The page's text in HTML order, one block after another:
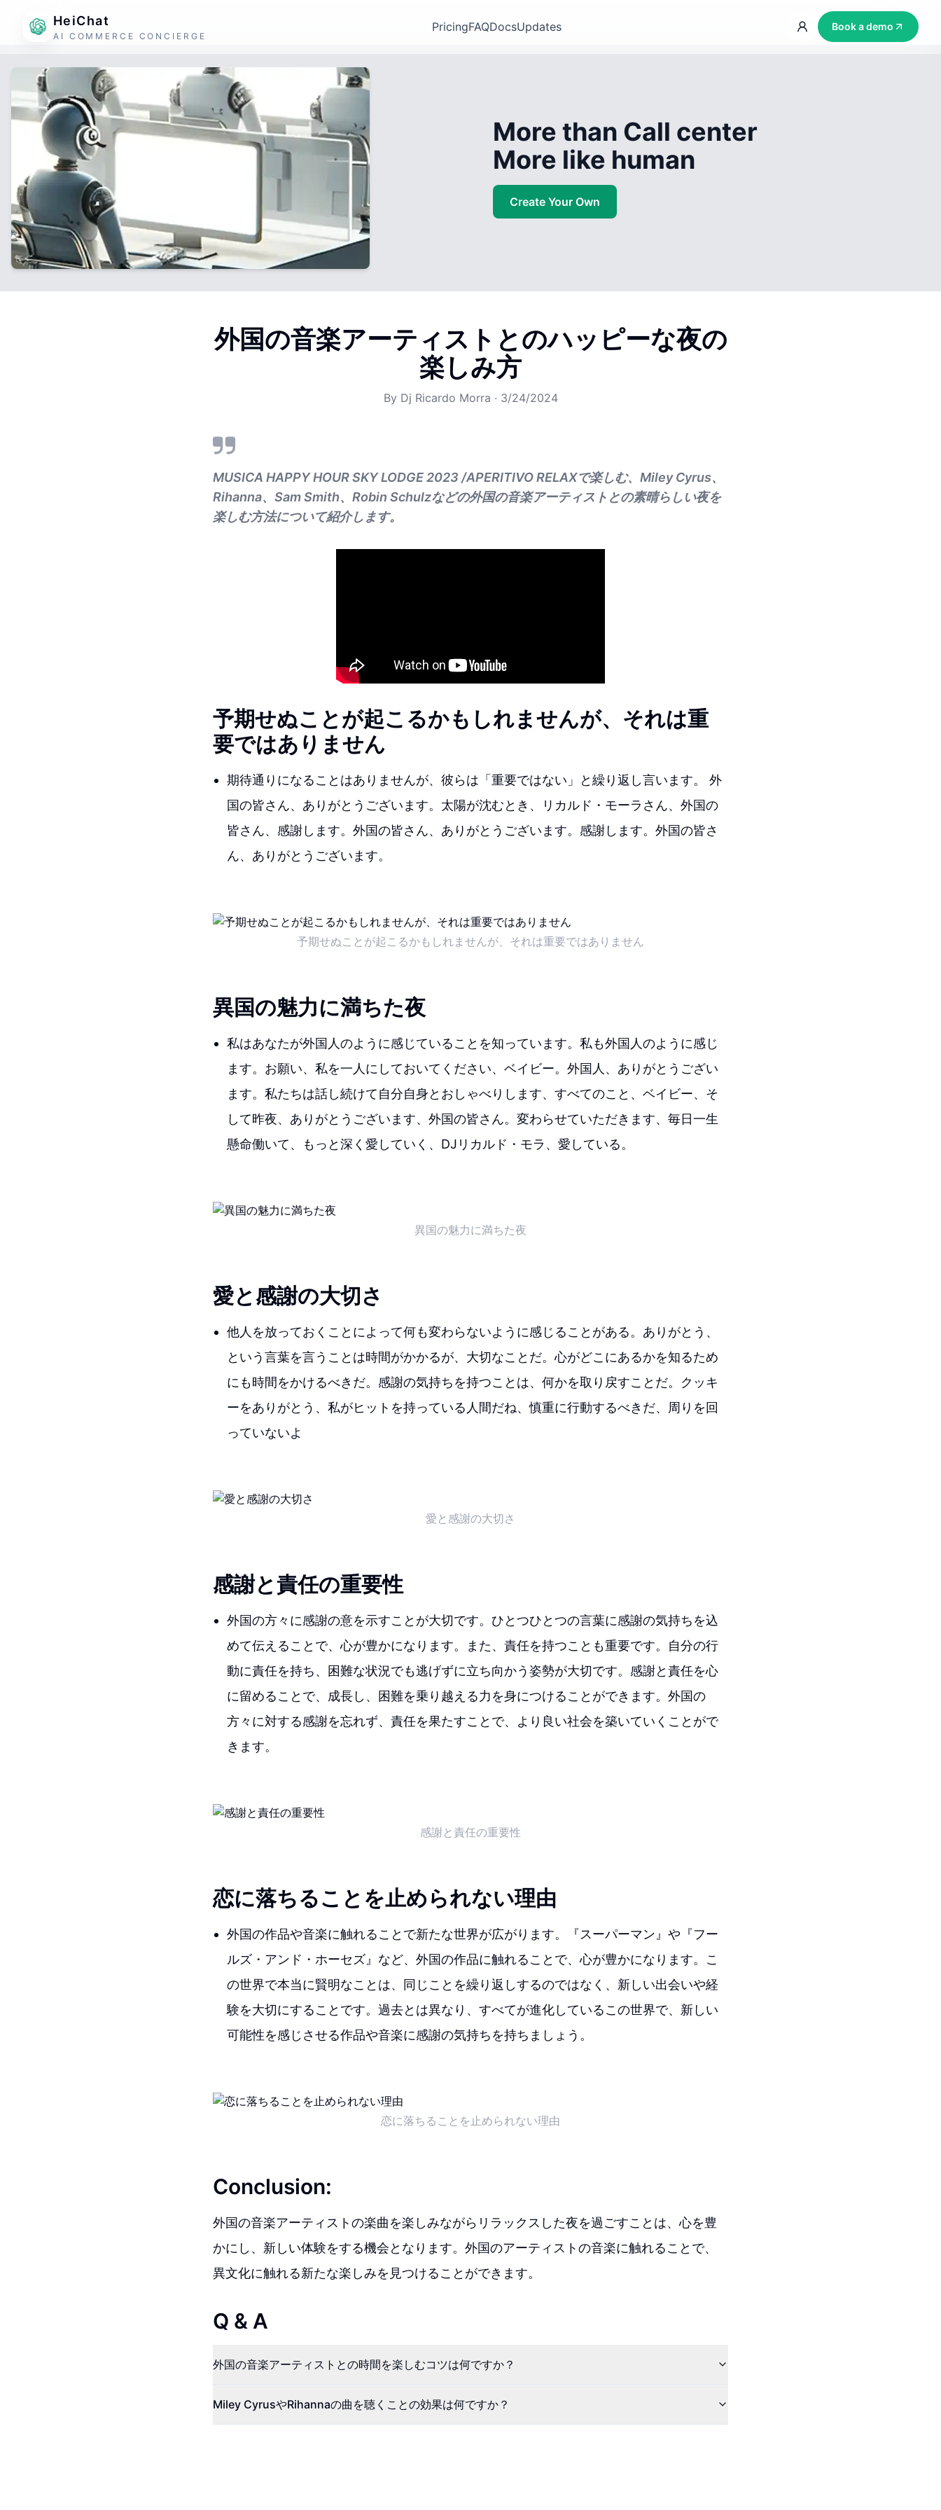
HeiChat
AI COMMERCE CONCIERGE
PricingFAQDocsUpdates Book a demo
More than Call center
More like human
Create Your Own
外国の音楽アーティストとのハッピーな夜の
楽しみ方
By Dj Ricardo Morra · 3/24/2024
MUSICA HAPPY HOUR SKY LODGE 2023 /APERITIVO RELAXで楽しむ、Miley Cyrus、
Rihanna、Sam Smith、Robin Schulzなどの外国の音楽アーティストとの素晴らしい夜を
楽しむ方法について紹介します。
予期せぬことが起こるかもしれませんが、それは重
要ではありません
期待通りになることはありませんが、彼らは「重要ではない」と繰り返し言います。 外
国の皆さん、ありがとうございます。太陽が沈むとき、リカルド・モーラさん、外国の
皆さん、感謝します。外国の皆さん、ありがとうございます。感謝します。外国の皆さ
ん、ありがとうございます。
予期せぬことが起こるかもしれませんが、それは重要ではありません
異国の魅力に満ちた夜
私はあなたが外国人のように感じていることを知っています。私も外国人のように感じ
ます。お願い、私を一人にしておいてください、ベイビー。外国人、ありがとうござい
ます。私たちは話し続けて自分自身とおしゃべりします、すべてのこと、ベイビー、そ
して昨夜、ありがとうございます、外国の皆さん。変わらせていただきます、毎日一生
懸命働いて、もっと深く愛していく、DJリカルド・モラ、愛している。
異国の魅力に満ちた夜
愛と感謝の大切さ
他人を放っておくことによって何も変わらないように感じることがある。ありがとう、
という言葉を言うことは時間がかかるが、大切なことだ。心がどこにあるかを知るため
にも時間をかけるべきだ。感謝の気持ちを持つことは、何かを取り戻すことだ。クッキ
ーをありがとう、私がヒットを持っている人間だね、慎重に行動するべきだ、周りを回
っていないよ
愛と感謝の大切さ
感謝と責任の重要性
外国の方々に感謝の意を示すことが大切です。ひとつひとつの言葉に感謝の気持ちを込
めて伝えることで、心が豊かになります。また、責任を持つことも重要です。自分の行
動に責任を持ち、困難な状況でも逃げずに立ち向かう姿勢が大切です。感謝と責任を心
に留めることで、成長し、困難を乗り越える力を身につけることができます。外国の
方々に対する感謝を忘れず、責任を果たすことで、より良い社会を築いていくことがで
きます。
感謝と責任の重要性
恋に落ちることを止められない理由
外国の作品や音楽に触れることで新たな世界が広がります。『スーパーマン』や『フー
ルズ・アンド・ホーセズ』など、外国の作品に触れることで、心が豊かになります。こ
の世界で本当に賢明なことは、同じことを繰り返しするのではなく、新しい出会いや経
験を大切にすることです。過去とは異なり、すべてが進化しているこの世界で、新しい
可能性を感じさせる作品や音楽に感謝の気持ちを持ちましょう。
恋に落ちることを止められない理由
Conclusion:
外国の音楽アーティストの楽曲を楽しみながらリラックスした夜を過ごすことは、心を豊
かにし、新しい体験をする機会となります。外国のアーティストの音楽に触れることで、
異文化に触れる新たな楽しみを見つけることができます。
Q & A
外国の音楽アーティストとの時間を楽しむコツは何ですか？
Miley CyrusやRihannaの曲を聴くことの効果は何ですか？